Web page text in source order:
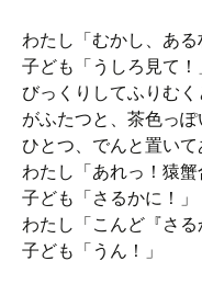
わたし「むかし、ある
子ども「うしろ見て！
びっくりしてふりむ
がふたつと、茶色っ
ひとつ、でんと置いて
わたし「あれっ！猿蟹
子ども「さるかに！」
わたし「こんど『さる
子ども「うん！」